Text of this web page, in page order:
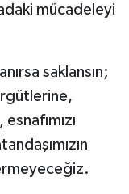
mücadeleyi
saklansın;